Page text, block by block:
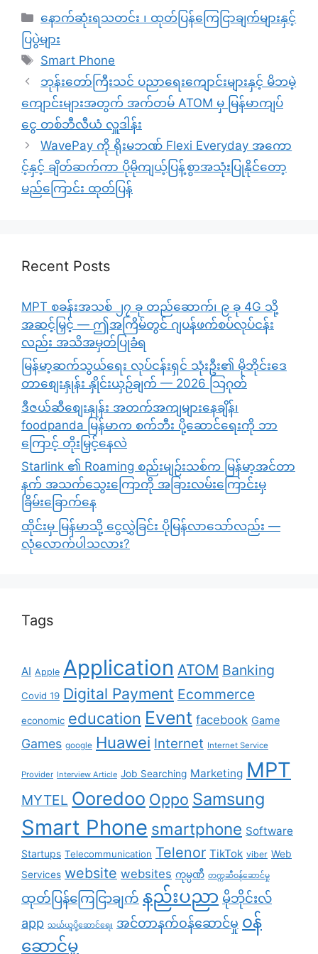
Categories
နောက်ဆုံးရသတင်း ၊ ထုတ်ပြန်ကြေငြာချက်များနှင့်
ပြပွဲများ
Tags
Smart Phone
ဘုန်းတော်ကြီးသင် ပညာရေးကျောင်းများနှင့် မိဘမဲ့
ကျောင်းများအတွက် အက်တမ် ATOM မှ မြန်မာကျပ်
ငွေ တစ်ဘီလီယံ လှူဒါန်း
WavePay ကို ရိုးမဘဏ် Flexi Everyday အကော
င့်နှင့် ချိတ်ဆက်ကာ ပိုမိုကျယ့်ပြန့်စွာအသုံးပြုနိုင်တော့
မည်ကြောင်း ထုတ်ပြန်
Recent Posts
MPT စခန်းအသစ် ၂၇ ခု တည်ဆောက်၊ ၉ ခု 4G သို့
အဆင့်မြှင့် — ဤအကြိမ်တွင် ဂျပန်ဖက်စပ်လုပ်ငန်း
လည်း အသိအမှတ်ပြုခံရ
မြန်မာ့ဆက်သွယ်ရေး လုပ်ငန်းရှင် သုံးဦး၏ မိုဘိုင်းဒေ
တာစျေးနှုန်း နှိုင်းယှဉ်ချက် — 2026 သြဂုတ်
ဒီဇယ်ဆီစျေးနှုန်း အတက်အကျများနေချိန်၊
foodpanda မြန်မာက စက်ဘီး ပို့ဆောင်ရေးကို ဘာ
ကြောင့် တိုးမြှင့်နေလဲ
Starlink ၏ Roaming စည်းမျဉ်းသစ်က မြန်မာ့အင်တာ
နက် အသက်သွေးကြောကို အခြားလမ်းကြောင်းမှ
ခြိမ်းခြောက်နေ
ထိုင်းမှ မြန်မာသို့ ငွေလွှဲခြင်း ပိုမြန်လာသော်လည်း —
လုံလောက်ပါသလား?
Tags
AI Apple Application ATOM Banking
Covid 19 Digital Payment Ecommerce
economic education Event facebook Game
Games google Huawei Internet Internet Service
Provider Interview Article Job Searching Marketing MPT
MYTEL Ooredoo Oppo Samsung
Smart Phone smartphone Software
Startups Telecommunication Telenor TikTok viber Web
Services website websites ကုမ္ပဏီ တက္ကဆီဝန်ဆောင်မှု
ထုတ်ပြန်ကြေငြာချက် နည်းပညာ မိုဘိုင်းလ်
app သယ်ယူပို့ဆောင်ရေး အင်တာနက်ဝန်ဆောင်မှု ၀န်
ဆောင်မှု